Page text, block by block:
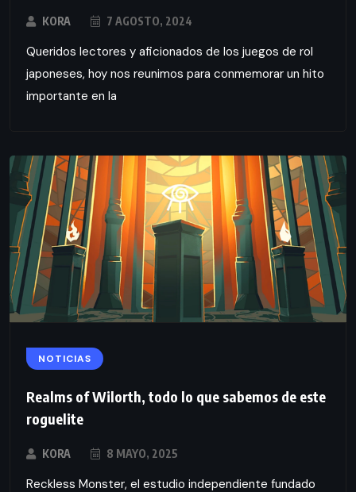
KORA 7 AGOSTO, 2024
Queridos lectores y aficionados de los juegos de rol
japoneses, hoy nos reunimos para conmemorar un hito
importante en la
NOTICIAS
Realms of Wilorth, todo lo que sabemos de este
roguelite
KORA 8 MAYO, 2025
Reckless Monster, el estudio independiente fundado